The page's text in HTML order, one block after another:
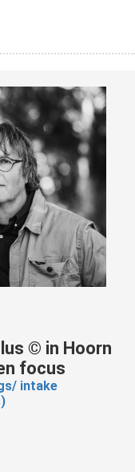
© in Hoorn
focus
intake